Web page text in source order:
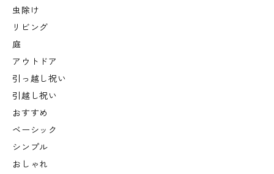
虫除け
リビング
庭
アウトドア
引っ越し祝い
引越し祝い
おすすめ
ベーシック
シンプル
おしゃれ